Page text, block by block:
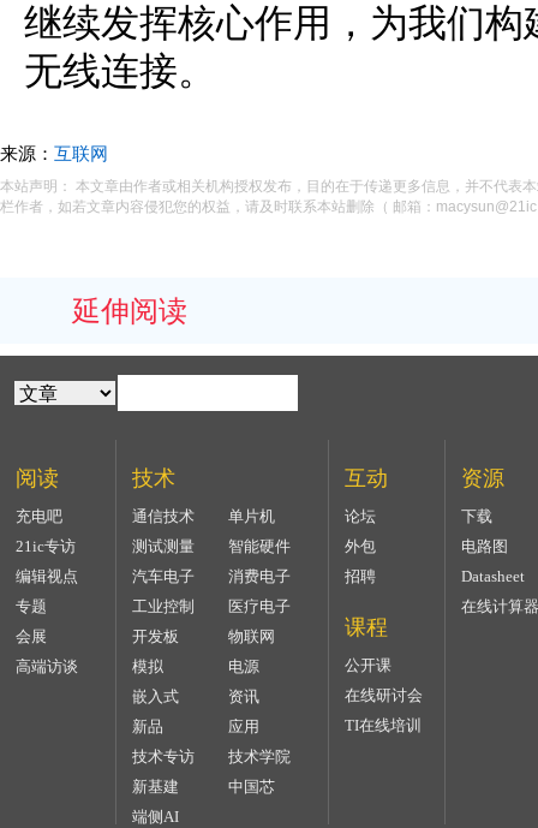
继续发挥核心作用，为我们
无线连接。
来源： 互联网
本站声明： 本文章由作者或相关机构授权发布，目的在于传递更多信息，并不代表
栏作者，如若文章内容侵犯您的权益，请及时联系本站删除（ 邮箱：
延伸阅读
阅读
充电吧
21ic专访
编辑视点
专题
会展
高端访谈
技术
通信技术
单片机
测试测量
智能硬件
汽车电子
消费电子
工业控制
医疗电子
开发板
物联网
模拟
电源
嵌入式
资讯
新品
应用
技术专访
技术学院
新基建
中国芯
端侧AI
互动
论坛
外包
招聘
课程
公开课
在线研讨会
TI在线培训
资源
下载
电路图
Datasheet
在线计算器